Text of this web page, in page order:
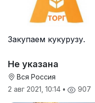
Закупаем кукурузу.
Не указана
Вся Россия
2 авг 2021, 10:14 • 907